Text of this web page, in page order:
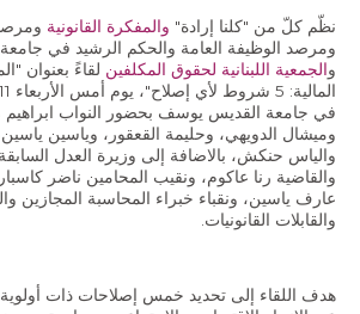
استقلالية القضاء وشفافيته
قطاع الطاقة
الفعاليات
الصحافة و الإعلام
أحدث الإصدارات
نظّم كلّ من "كلنا إرادة" والمفكرة القانونية
ومرصد الوظيفة العامة والحكم الرشيد في
والجمعية اللبنانية لحقوق المكلفين لقاءً بعنوان
في جامعة القديس يوسف بحضور النواب ابراهيم
وميشال الدويهي، وحليمة القعقور، وياسين
والياس حنكش، بالاضافة إلى وزيرة العدل
والقاضية رنا عاكوم، ونقيب المحامين ناضر
عارف ياسين، ونقباء خبراء المحاسبة المجازين
والقابلات القانونيات.
هدف اللقاء إلى تحديد خمس إصلاحات ذات